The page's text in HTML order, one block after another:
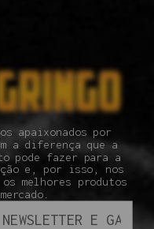
apaixonados por
a diferença que a
pode fazer para a
e, por isso, nos
melhores produtos